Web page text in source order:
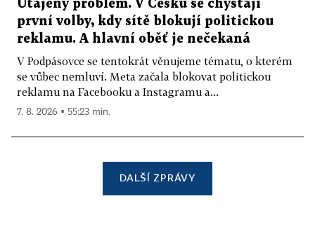
Utajený problém. V Česku se chystají
první volby, kdy sítě blokují politickou
reklamu. A hlavní oběť je nečekaná
V Podpásovce se tentokrát věnujeme tématu, o kterém
se vůbec nemluví. Meta začala blokovat politickou
reklamu na Facebooku a Instagramu a...
7. 8. 2026 ▪ 55:23 min.
DALŠÍ ZPRÁVY